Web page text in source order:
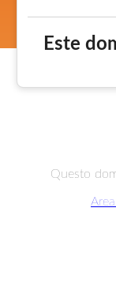
Este
Questo